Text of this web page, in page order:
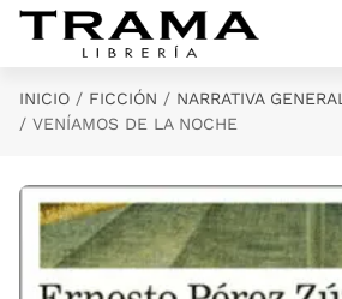
Saltar al contenido principal
INICIO FICCIÓN
NARRATIVA GENERAL
VENÍAMOS DE LA NOCHE